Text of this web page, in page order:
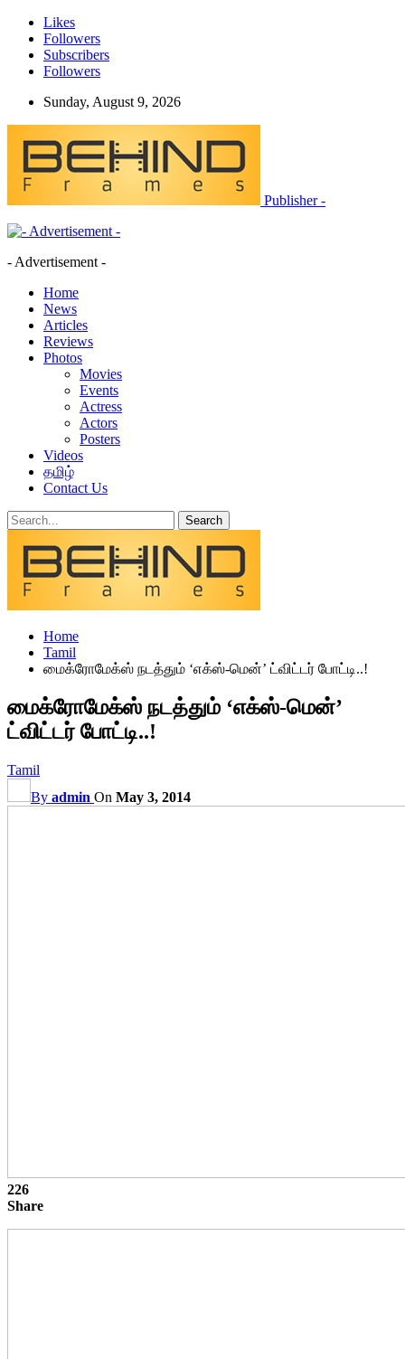
Likes
Followers
Subscribers
Followers
Sunday, August 9, 2026
Publisher -
- Advertisement -
Home
News
Articles
Reviews
Photos
Movies
Events
Actress
Actors
Posters
Videos
தமிழ்
Contact Us
Home
Tamil
மைக்ரோமேக்ஸ் நடத்தும் ‘எக்ஸ்-மென்’ ட்விட்டர் போட்டி..!
மைக்ரோமேக்ஸ் நடத்தும் ‘எக்ஸ்-மென்’
ட்விட்டர் போட்டி..!
Tamil
By admin On May 3, 2014
226
Share